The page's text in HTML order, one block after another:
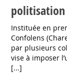
Instituée en
Confolens
par plusieurs
vise à imposer
[...]